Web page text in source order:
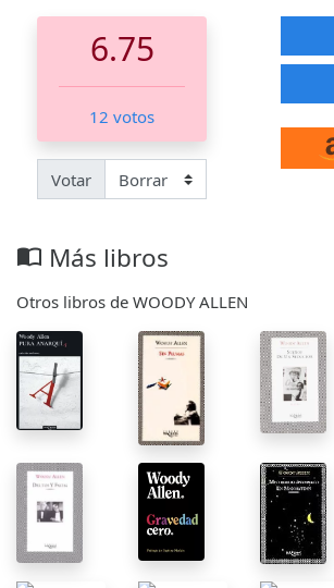
6.75
12 votos
Votar
import_contacts Más libros
Otros libros de WOODY ALLEN